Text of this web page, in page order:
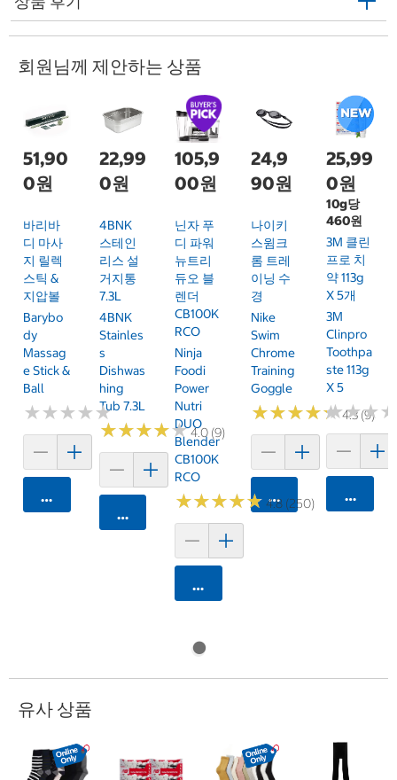
회원님께 제안하는 상품
51,90
0원
바리바
디 마사
지 릴렉
스틱 &
지압볼
Barybo
Dy
Massag
E Stick &
Ball
★★★★★
★★★★★
카트에 담기
22,99
0원
4BNK
스테인
리스 설
거지통
7.3L
4BNK
Stainles
S
Dishwas
Hing
Tub 7.3L
★★★★★
★★★★★4.0 (9)
카트에 담기
105,9
00원
닌자 푸
디 파워
뉴트리
듀오 블
렌더
CB100K
RCO
Ninja
Foodi
Power
Nutri
DUO
Blender
CB100K
RCO
★★★★★
★★★★★ 4.8 (250)
카트에 담기
24,9
90원
나이키
스윔크
롬 트레
이닝 수
경
Nike
Swim
Chrome
Training
Goggle
★★★★★
★★★★★4.3 (9)
카트에 담기
25,99
0원
10g당
460원
3M 클린
프로 치
약 113g
X 5개
3M
Clinpro
Toothpa
Ste 113g
X 5
★★★
★★★
카트에
유사 상품